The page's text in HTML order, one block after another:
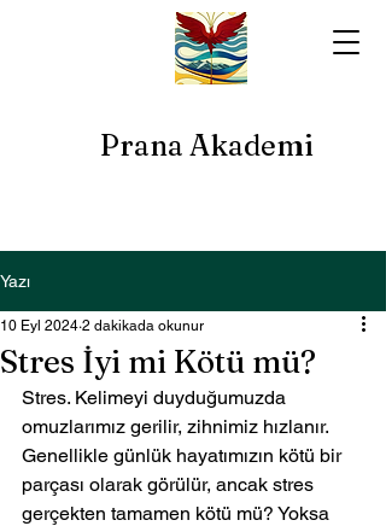
Prana Akademi
Yazı
Stres İyi mi Kötü mü?
10 Eyl 2024 2 dakikada okunur
Stres. Kelimeyi duyduğumuzda
omuzlarımız gerilir, zihnimiz hızlanır.
Genellikle günlük hayatımızın kötü bir
parçası olarak görülür, ancak stres
gerçekten tamamen kötü mü? Yoksa